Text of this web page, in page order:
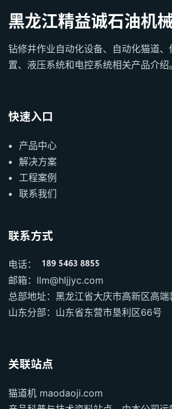
黑龙江精益诚石油机
钻修井作业自动化设备、自动化猫道
置、液压系统和电控系统相关产品介绍。
快速入口
产品中心
解决方案
工程案例
联系我们
联系方式
电话：
邮箱：llm@hljjyc.com
总部地址：黑龙江省大庆市高新区高
山东分部：山东省东营市垦利区66号
关联站点
猫道机 maodaoji.com